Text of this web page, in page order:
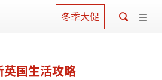
冬季大促
英国生活攻略